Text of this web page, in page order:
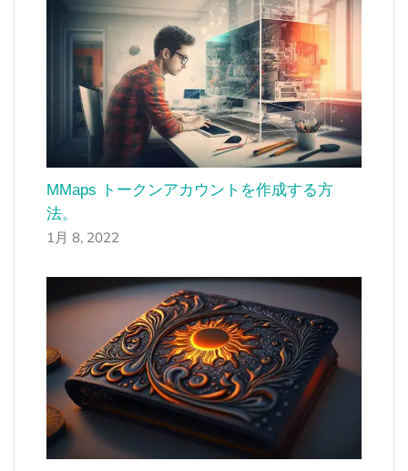
MMaps トークンアカウントを作成する方
法。
1月 8, 2022